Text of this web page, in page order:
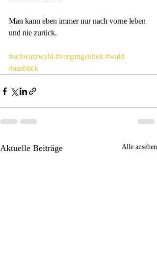
Man kann eben immer nur nach vorne leben
und nie zurück.
#schwarzwald #vergangenheit #wald
#ausblick
Aktuelle Beiträge Alle ansehen